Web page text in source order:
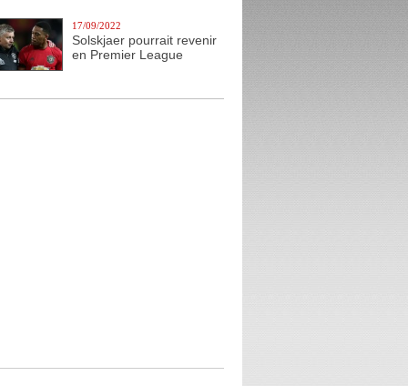
17/09/2022
Solskjaer pourrait revenir
en Premier League